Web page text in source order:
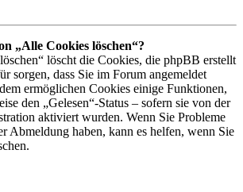
„Alle Cookies löschen“?
löscht die Cookies, die phpBB erstellt
sorgen, dass Sie im Forum angemeldet
ermöglichen Cookies einige Funktionen,
den „Gelesen“-Status – sofern sie von der
aktiviert wurden. Wenn Sie Probleme
Abmeldung haben, kann es helfen, wenn Sie